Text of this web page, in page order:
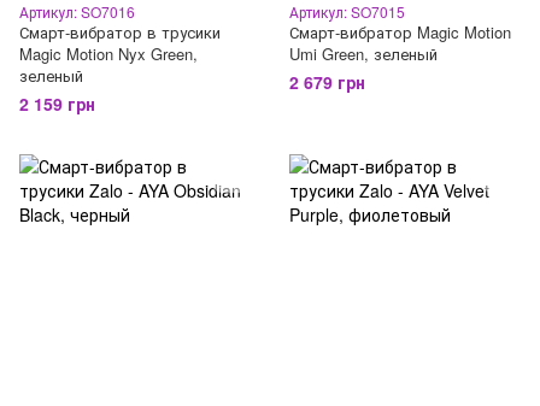
Артикул: SO7016
Смарт-вибратор в трусики
Magic Motion Nyx Green,
зеленый
2 159 грн
Артикул: SO7015
Смарт-вибратор Magic Motion
Umi Green, зеленый
2 679 грн